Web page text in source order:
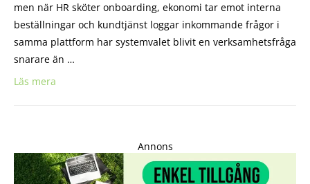
men när HR sköter onboarding, ekonomi tar emot interna
beställningar och kundtjänst loggar inkommande frågor i
samma plattform har systemvalet blivit en verksamhetsfråga
snarare än …
Läs mera
Annons